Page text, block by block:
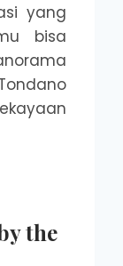
yang
bisa
the